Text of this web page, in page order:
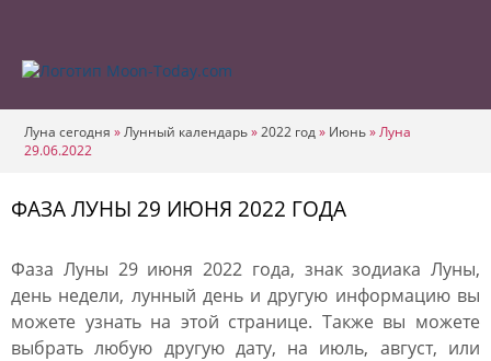
Луна сегодня »Лунный календарь»2022 год» Июнь»Луна
29.06.2022
ФАЗА ЛУНЫ 29 ИЮНЯ 2022 ГОДА
Фаза Луны 29 июня 2022 года, знак зодиака Луны,
день недели, лунный день и другую информацию вы
можете узнать на этой странице. Также вы можете
выбрать любую другую дату, на июль, август, или